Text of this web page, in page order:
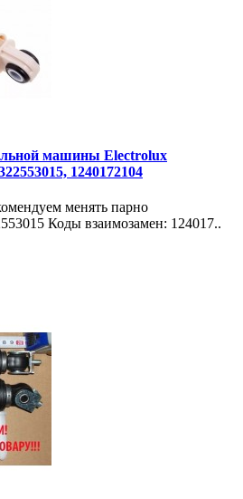
машины Electrolux
1240172104
менять парно
Коды взаимозамен: 124017..